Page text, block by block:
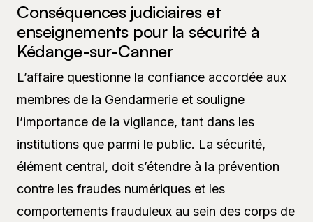
Conséquences judiciaires et
enseignements pour la sécurité à
Kédange-sur-Canner
L’affaire questionne la confiance accordée aux
membres de la Gendarmerie et souligne
l’importance de la vigilance, tant dans les
institutions que parmi le public. La sécurité,
élément central, doit s’étendre à la prévention
contre les fraudes numériques et les
comportements frauduleux au sein des corps de